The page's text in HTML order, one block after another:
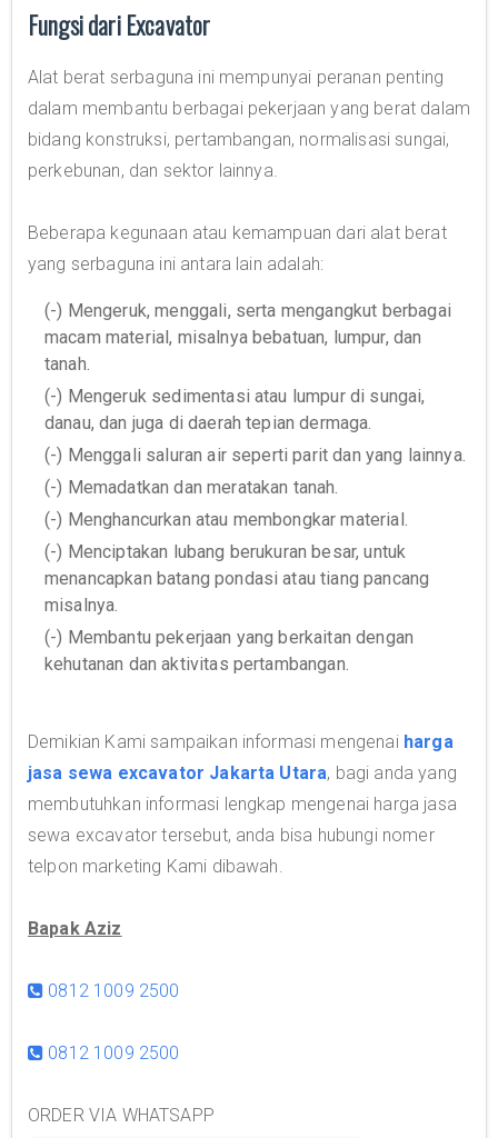
Fungsi dari Excavator
Alat berat serbaguna ini mempunyai peranan penting
dalam membantu berbagai pekerjaan yang berat dalam
bidang konstruksi, pertambangan, normalisasi sungai,
perkebunan, dan sektor lainnya.
Beberapa kegunaan atau kemampuan dari alat berat
yang serbaguna ini antara lain adalah:
(-) Mengeruk, menggali, serta mengangkut berbagai
macam material, misalnya bebatuan, lumpur, dan
tanah.
(-) Mengeruk sedimentasi atau lumpur di sungai,
danau, dan juga di daerah tepian dermaga.
(-) Menggali saluran air seperti parit dan yang lainnya.
(-) Memadatkan dan meratakan tanah.
(-) Menghancurkan atau membongkar material.
(-) Menciptakan lubang berukuran besar, untuk
menancapkan batang pondasi atau tiang pancang
misalnya.
(-) Membantu pekerjaan yang berkaitan dengan
kehutanan dan aktivitas pertambangan.
Demikian Kami sampaikan informasi mengenai harga
jasa sewa excavator Jakarta Utara, bagi anda yang
membutuhkan informasi lengkap mengenai harga jasa
sewa excavator tersebut, anda bisa hubungi nomer
telpon marketing Kami dibawah.
Bapak Aziz
0812 1009 2500
0812 1009 2500
ORDER VIA WHATSAPP